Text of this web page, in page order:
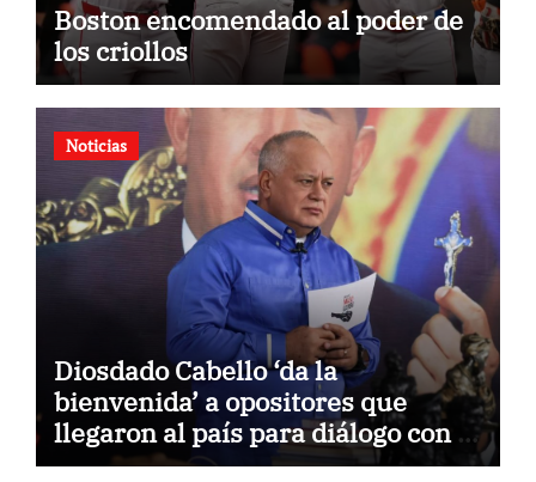
Boston encomendado al poder de
los criollos
Noticias
Diosdado Cabello ‘da la
bienvenida’ a opositores que
llegaron al país para diálogo con el
gobierno